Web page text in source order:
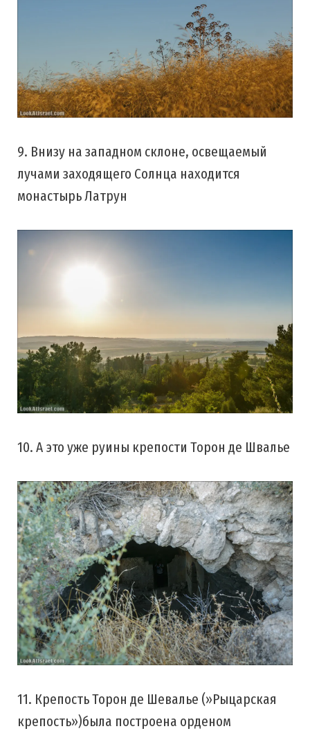
9. Внизу на западном склоне, освещаемый
лучами заходящего Солнца находится
монастырь Латрун
10. А это уже руины крепости Торон де Швалье
11. Крепость Торон де Шевалье (»Рыцарская
крепость»)была построена орденом